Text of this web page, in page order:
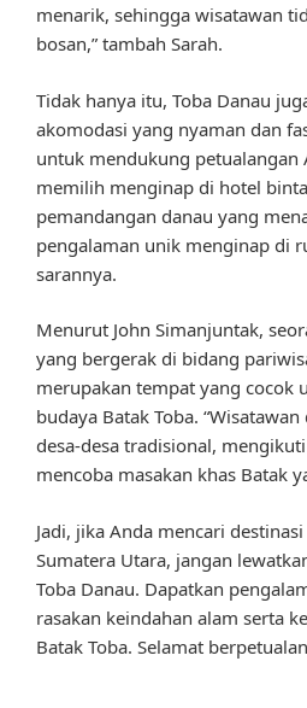
menarik, sehingga wisatawan
bosan,” tambah Sarah.
Tidak hanya itu, Toba Danau
akomodasi yang nyaman dan
untuk mendukung petualangan
memilih menginap di hotel
pemandangan danau yang
pengalaman unik menginap di
sarannya.
Menurut John Simanjuntak,
yang bergerak di bidang
merupakan tempat yang cocok
budaya Batak Toba.
desa-desa tradisional,
mencoba masakan khas Batak
Jadi, jika Anda mencari
Sumatera Utara, jangan
Toba Danau. Dapatkan
rasakan keindahan alam serta
Batak Toba. Selamat